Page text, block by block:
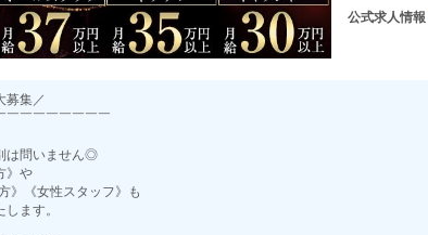
公式求人情報
募集／
￣￣￣￣￣￣￣￣
は問いません◎
》や
》《女性スタッフ》も
ます。